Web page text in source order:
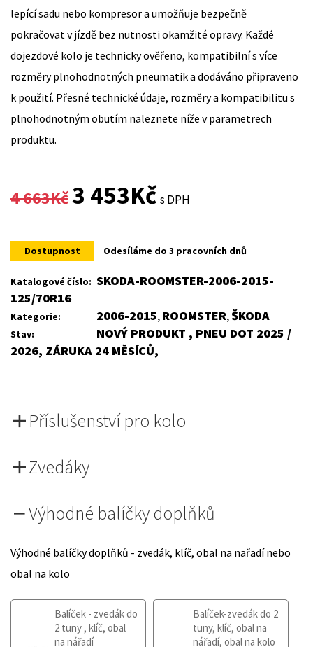
lepící sadu nebo kompresor a umožňuje bezpečně
pokračovat v jízdě bez nutnosti okamžité opravy. Každé
dojezdové kolo je technicky ověřeno, kompatibilní s více
rozměry plnohodnotných pneumatik a dodáváno připraveno
k použití. Přesné technické údaje, rozměry a kompatibilitu s
plnohodnotným obutím naleznete níže v parametrech
produktu.
4 663Kč
Original
was:
4
663Kč.
3 453KčCurrent
is:
3
s DPH
Dostupnost Odesíláme do 3 pracovních dnů
Katalogové číslo: SKODA-ROOMSTER-2006-2015-
125/70R16
Kategorie: 2006-2015, ROOMSTER,ŠKODA
Stav:
NOVÝ PRODUKT , PNEU DOT 2025 /
2026, ZÁRUKA 24 MĚSÍCŮ,
Příslušenství pro kolo
Zvedáky
Výhodné balíčky doplňků
Výhodné balíčky doplňků - zvedák, klíč, obal na nařadí nebo
obal na kolo
Balíček - zvedák do
2 tuny , klíč, obal
na nářadí
Balíček-zvedák do 2
tuny, klíč, obal na
nářadí, obal na kolo